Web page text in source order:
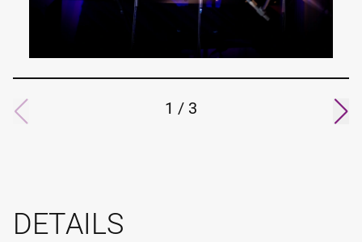
1 / 3
DETAILS